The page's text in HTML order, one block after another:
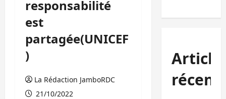
responsabilité
est
partagée(UNICEF
)
La Rédaction JamboRDC
21/10/2022